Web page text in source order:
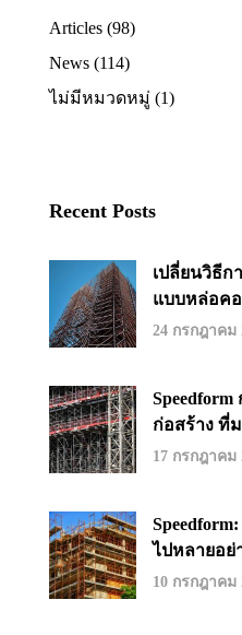
Articles (98)
News (114)
ไม่มีหมวดหมู่ (1)
Recent Posts
เปลี่ยนวิธีก
แบบหล่อค
24 กรกฎาคม
ก่อสร้าง ที่
17 กรกฎาคม
ไปหลายอย่
10 กรกฎาคม